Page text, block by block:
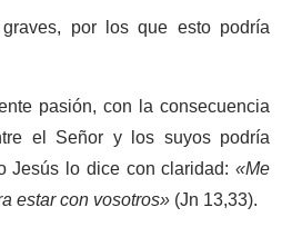
por los que esto podría
pasión, con la consecuencia
el Señor y los suyos podría
Jesús lo dice con claridad: «Me
estar con vosotros»(Jn 13,33).